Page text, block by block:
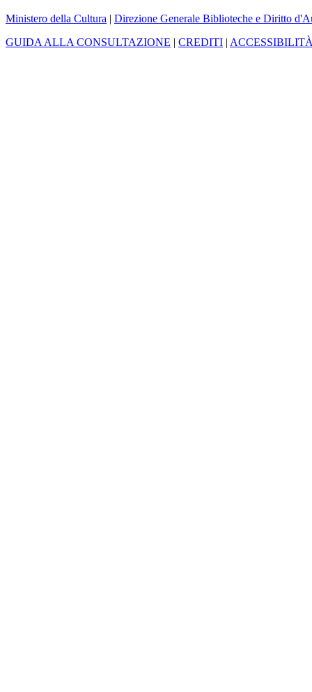
Ministero della Cultura | Direzione Generale Biblioteche e Diritto
GUIDA ALLA CONSULTAZIONE | CREDITI |